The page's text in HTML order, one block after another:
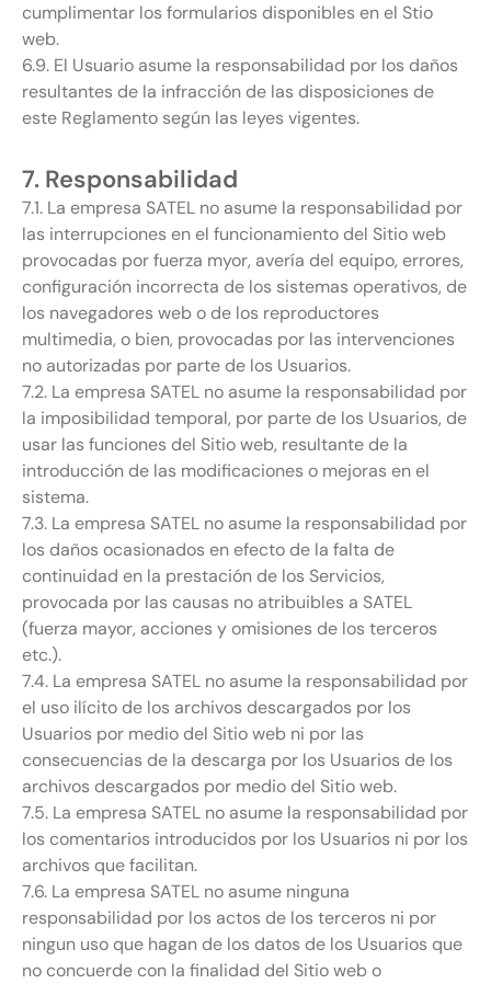
cumplimentar los formularios disponibles en el Stio
web.
6.9. El Usuario asume la responsabilidad por los daños
resultantes de la infracción de las disposiciones de
este Reglamento según las leyes vigentes.
7. Responsabilidad
7.1. La empresa SATEL no asume la responsabilidad por
las interrupciones en el funcionamiento del Sitio web
provocadas por fuerza myor, avería del equipo, errores,
configuración incorrecta de los sistemas operativos, de
los navegadores web o de los reproductores
multimedia, o bien, provocadas por las intervenciones
no autorizadas por parte de los Usuarios.
7.2. La empresa SATEL no asume la responsabilidad por
la imposibilidad temporal, por parte de los Usuarios, de
usar las funciones del Sitio web, resultante de la
introducción de las modificaciones o mejoras en el
sistema.
7.3. La empresa SATEL no asume la responsabilidad por
los daños ocasionados en efecto de la falta de
continuidad en la prestación de los Servicios,
provocada por las causas no atribuibles a SATEL
(fuerza mayor, acciones y omisiones de los terceros
etc.).
7.4. La empresa SATEL no asume la responsabilidad por
el uso ilícito de los archivos descargados por los
Usuarios por medio del Sitio web ni por las
consecuencias de la descarga por los Usuarios de los
archivos descargados por medio del Sitio web.
7.5. La empresa SATEL no asume la responsabilidad por
los comentarios introducidos por los Usuarios ni por los
archivos que facilitan.
7.6. La empresa SATEL no asume ninguna
responsabilidad por los actos de los terceros ni por
ningun uso que hagan de los datos de los Usuarios que
no concuerde con la finalidad del Sitio web o